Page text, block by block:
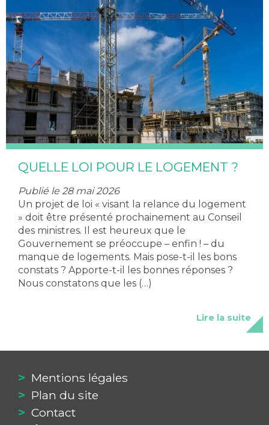
QUELLE LOI POUR LE LOGEMENT ?
Publié le 28 mai 2026
Un projet de loi « visant la relance du logement
» doit être présenté prochainement au Conseil
des ministres. Il est heureux que le
Gouvernement se préoccupe – enfin ! – du
manque de logements. Mais pose-t-il les bons
constats ? Apporte-t-il les bonnes réponses ?
Nous constatons que les (…)
Lire la suite
Mentions légales
Plan du site
Contact